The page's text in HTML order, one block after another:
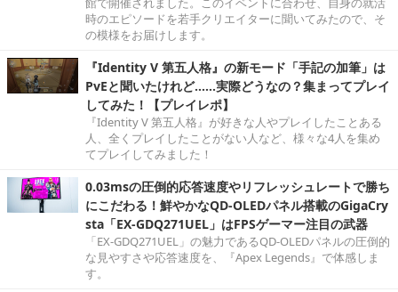
時のエピソードを若手クリエイターに聞いてみたので、そ
の模様をお届けします。
『Identity V 第五人格』の新モード「手記の加筆」は
PvEと聞いたけれど……実際どうなの？集まってプレイ
してみた！【プレイレポ】
『Identity V 第五人格』が好きな人やプレイしたことある
人、全くプレイしたことがない人など、様々な4人を集め
てプレイしてみました！
0.03msの圧倒的応答速度やリフレッシュレートで勝ち
にこだわる！鮮やかなQD-OLEDパネル搭載のGigaCry
sta「EX-GDQ271UEL」はFPSゲーマー注目の武器
「EX-GDQ271UEL」の魅力であるQD-OLEDパネルの圧倒的
な見やすさや応答速度を、『Apex Legends』で体感しま
す。